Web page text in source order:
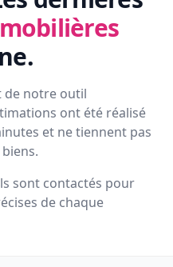
de notre outil
ont été réalisé
et ne tiennent pas
sont contactés pour
de chaque